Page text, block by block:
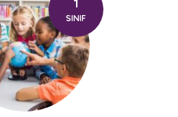
1
SINIF